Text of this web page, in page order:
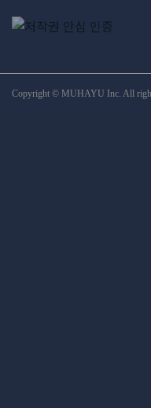
Copyright © MUHAYU Inc. All